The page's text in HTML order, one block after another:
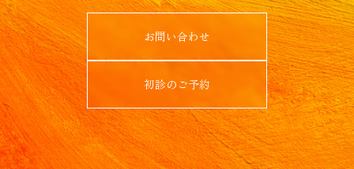
お問い合わせ
初診のご予約